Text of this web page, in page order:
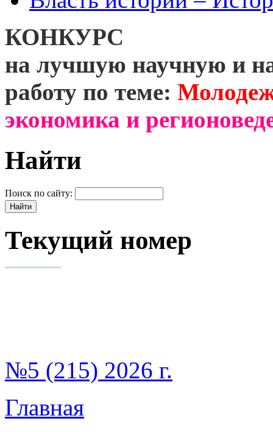
КОНКУРС
на лучшую научную и
работу по теме:
экономика и
Найти
Поиск по сайту:
Текущий номер
№5 (215) 2026 г.
Главная